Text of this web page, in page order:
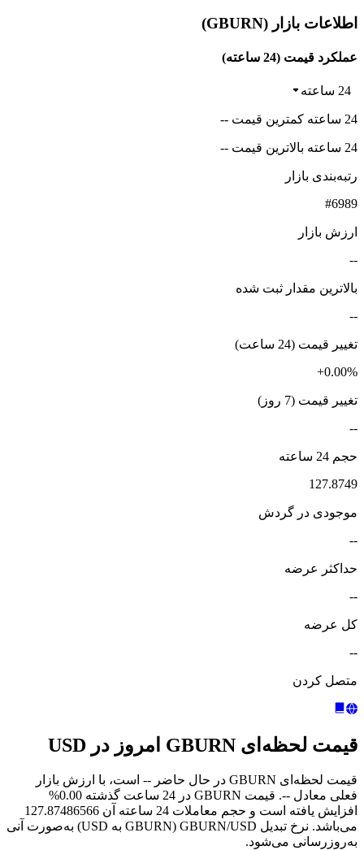
اطلاعات بازار (GBURN)
عملکرد قیمت (24 ساعته)
24 ساعته
24 ساعته کمترین قیمت --
24 ساعته بالاترین قیمت --
رتبه‌بندی بازار
#6989
ارزش بازار
--
بالاترین مقدار ثبت شده
--
تغییر قیمت (24 ساعت)
+0.00%
تغییر قیمت (7 روز)
--
حجم 24 ساعته
127.8749
موجودی در گردش
--
حداکثر عرضه
--
کل عرضه
--
متصل کردن
قیمت لحظه‌ای GBURN امروز در USD
قیمت لحظه‌ای GBURN در حال حاضر -- است، با ارزش بازار
فعلی معادل --. قیمت GBURN در 24 ساعت گذشته 0.00%
افزایش یافته است و حجم معاملات 24 ساعته آن 127.87486566
می‌باشد. نرخ تبدیل GBURN/USD (GBURN به USD) به‌صورت آنی
به‌روزرسانی می‌شود.